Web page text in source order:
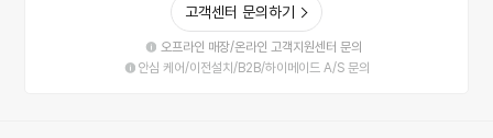
고객센터 문의하기
오프라인 매장/온라인 고객지원센터 문의
안심 케어/이전설치/B2B/하이메이드 A/S 문의